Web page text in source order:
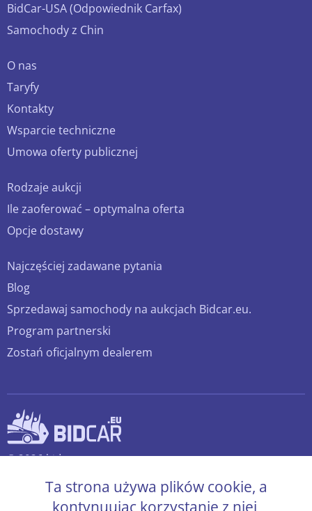
BidCar-USA (Odpowiednik Carfax)
Samochody z Chin
O nas
Taryfy
Kontakty
Wsparcie techniczne
Umowa oferty publicznej
Rodzaje aukcji
Ile zaoferować – optymalna oferta
Opcje dostawy
Najczęściej zadawane pytania
Blog
Sprzedawaj samochody na aukcjach Bidcar.eu.
Program partnerski
Zostań oficjalnym dealerem
© 2026 bidcar.eu
Ta strona używa plików cookie, a
kontynuując korzystanie z niej,